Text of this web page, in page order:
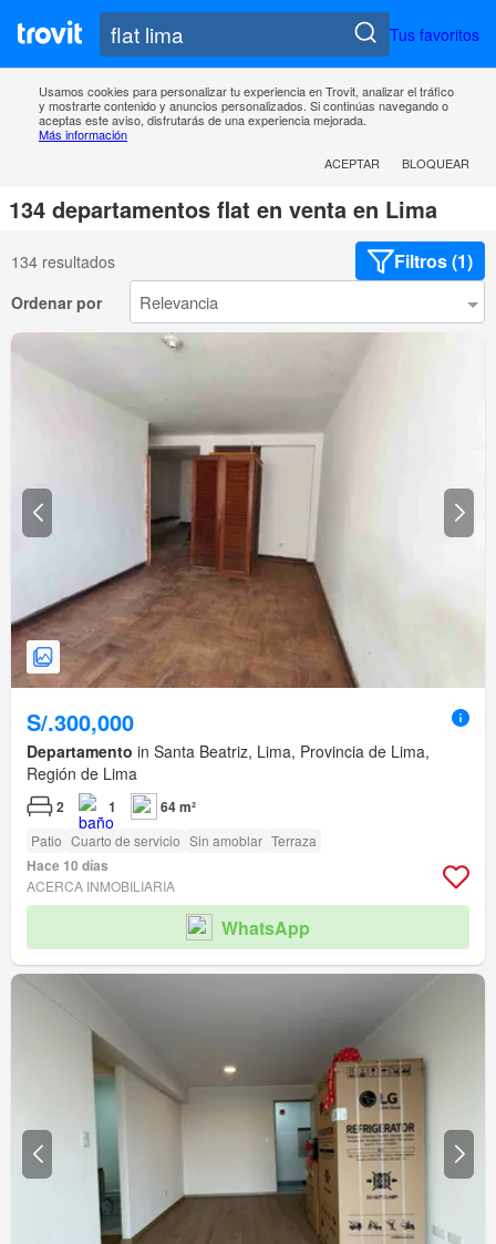
Tus favoritos
Usamos cookies para personalizar tu experiencia en Trovit, analizar el tráfico
y mostrarte contenido y anuncios personalizados. Si continúas navegando o
aceptas este aviso, disfrutarás de una experiencia mejorada.
Más información
ACEPTAR
BLOQUEAR
134 departamentos flat en venta en Lima
134 resultados Filtros (1)
Ordenar por
S/.300,000
Departamento in Santa Beatriz, Lima, Provincia de Lima,
Región de Lima
2 1 64 m²
Patio Cuarto de servicio Sin amoblar Terraza
Hace 10 días
ACERCA INMOBILIARIA
WhatsApp